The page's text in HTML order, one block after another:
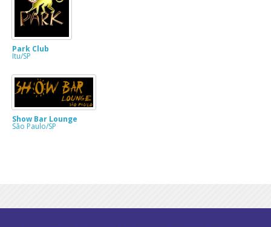
Park Club
Itu/SP
Show Bar Lounge
São Paulo/SP